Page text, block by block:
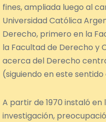
fines, ampliada luego al
Universidad Católica
Derecho, primero en la
la Facultad de Derecho y
acerca del Derecho
(siguiendo en este sentido
A partir de 1970 instaló
investigación,